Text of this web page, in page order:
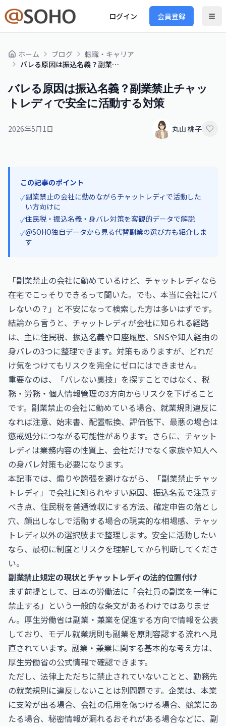
ログイン 会員登録
ホーム ブログ
転職・キャリア
バレる原因は振込名義？副業禁止チャットレディで安全に活動する対策
バレる原因は振込名義？副業禁止チャッ
トレディで安全に活動する対策
2026年5月1日 丸山 桃子
この記事のポイント
✓副業禁止の会社に勤めながらチャットレディで活動した
い方向けに
✓住民税・振込名義・身バレ対策を客観的データで解説
✓@SOHO独自データから見る代替副業の選び方も紹介しま
す
「副業禁止の会社に勤めているけど、チャットレディなら
在宅でこっそりできるって聞いた。でも、本当に会社にバ
レないの？」と不安になって検索した方は多いはずです。
結論から言うと、チャットレディが会社に知られる経路
は、主に住民税、振込名義や口座履歴、SNSや知人経由の
身バレの3つに整理できます。対策もありますが、どれだ
け気をつけてもリスクを完全にゼロにはできません。
重要なのは、「バレない裏技」を探すことではなく、税
務・労務・個人情報管理の3方向からリスクを下げること
です。副業禁止の会社に勤めている場合、就業規則違反に
なれば注意、始末書、配置転換、評価低下、最悪の場合は
懲戒処分につながる可能性があります。さらに、チャット
レディは業務内容の性質上、会社だけでなく家族や知人へ
の身バレ対策も必要になります。
本記事では、煽りや誇張を避けながら、「副業禁止チャッ
トレディ」で会社に知られやすい原因、振込名義で注意す
べき点、住民税を普通徴収にする方法、確定申告の落とし
穴、顔出しなしで活動する場合の現実的な相場感、チャッ
トレディ以外の選択肢まで整理します。安全に活動したい
なら、最初に制度とリスクを理解してから判断してくださ
い。
副業禁止規定の現状とチャットレディの法的位置付け
まず前提として、日本の労働法に「会社員の副業を一律に
禁止する」という一般的な条文があるわけではありませ
ん。厚生労働省は副業・兼業を促進する方向で情報を公表
しており、モデル就業規則も副業を原則容認する流れへ見
直されています。副業・兼業に関する基本的な考え方は、
厚生労働省の公式情報で確認できます。
ただし、法律上ただちに禁止されていないことと、勤務先
の就業規則に違反しないことは別問題です。企業は、本業
に支障が出る場合、会社の信用を傷つける場合、競業にあ
たる場合、秘密情報が漏れるおそれがある場合などに、副